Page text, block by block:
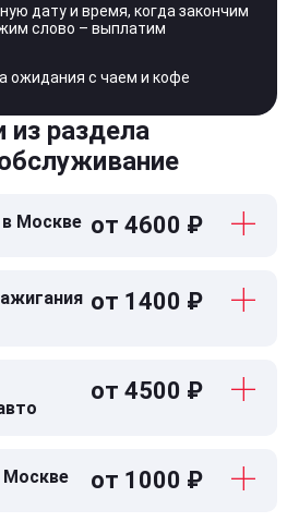
дату и время, когда закончим
слово – выплатим
ожидания с чаем и кофе
из раздела
Москве от 4600 ₽
от 1400 ₽
от 4500 ₽
Москве от 1000 ₽